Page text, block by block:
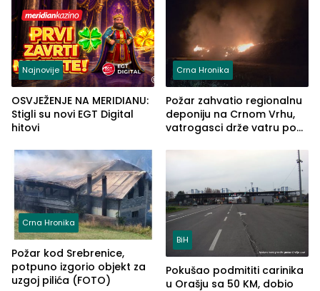
Najnovije
OSVJEŽENJE NA MERIDIANU:
Stigli su novi EGT Digital
hitovi
Crna Hronika
Požar zahvatio regionalnu
deponiju na Crnom Vrhu,
vatrogasci drže vatru pod
Crna Hronika
Požar kod Srebrenice,
potpuno izgorio objekt za
uzgoj pilića (FOTO)
BiH
Pokušao podmititi carinika
u Orašju sa 50 KM, dobio